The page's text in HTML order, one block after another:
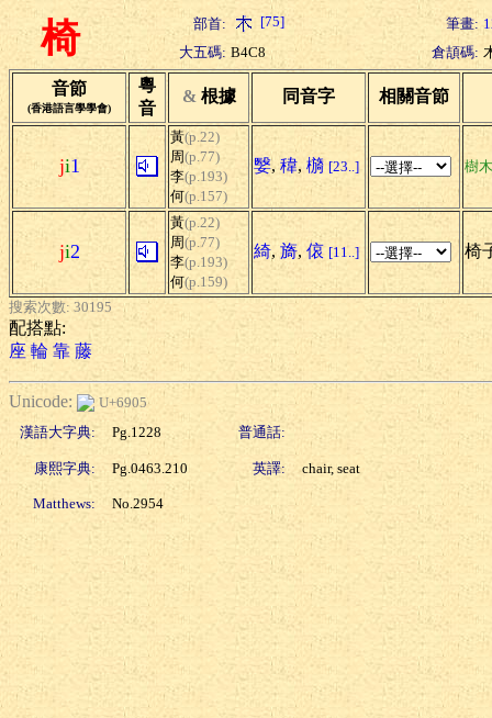
椅 部首: [75] 筆畫:
大五碼: B4C8 倉頡碼:
音節
(香港語言學學會)
粵
音
& 根據 同音字 相關音節
ji1
黃(p.22)
周(p.77)
李(p.193)
何(p.157)
嫛, 稦, 檹 [23..] 樹
ji2
黃(p.22)
周(p.77)
李(p.193)
何(p.159)
綺, 旖, 偯 [11..] 椅
搜索次數: 30195
配搭點:
座 輪 靠 藤
Unicode:
U+6905
漢語大字典:
Pg.1228 普通話:
康熙字典: Pg.0463.210 英譯: chair, seat
Matthews: No.2954